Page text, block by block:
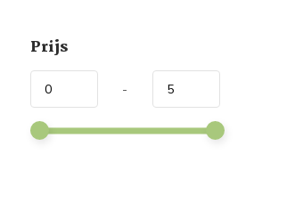
Prijs
-